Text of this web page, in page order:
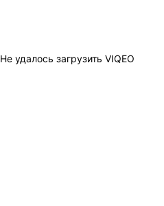
Не удалось загрузить VIQEO